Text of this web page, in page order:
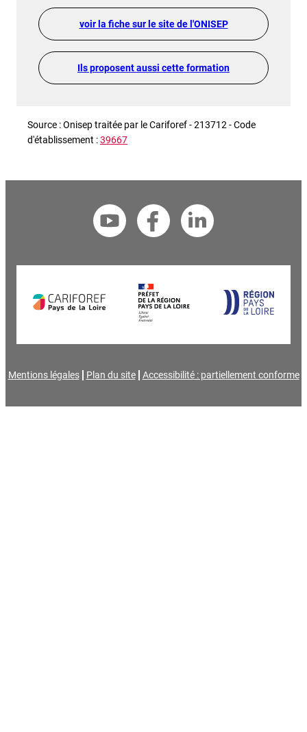
voir la fiche sur le site de l'ONISEP
Ils proposent aussi cette formation
Source : Onisep traitée par le Cariforef - 213712 - Code
d'établissement :39667
Mentions légales Plan du site Accessibilité : partiellement conforme